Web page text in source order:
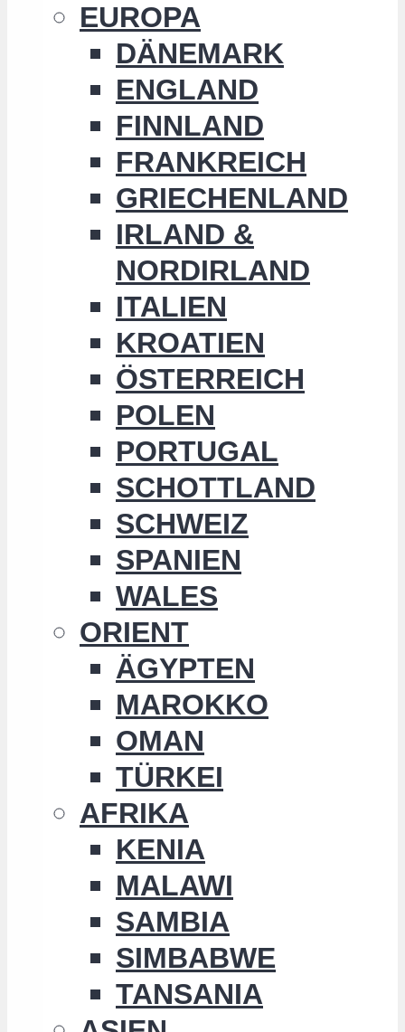
EUROPA
DÄNEMARK
ENGLAND
FINNLAND
FRANKREICH
GRIECHENLAND
IRLAND &
NORDIRLAND
ITALIEN
KROATIEN
ÖSTERREICH
POLEN
PORTUGAL
SCHOTTLAND
SCHWEIZ
SPANIEN
WALES
ORIENT
ÄGYPTEN
MAROKKO
OMAN
TÜRKEI
AFRIKA
KENIA
MALAWI
SAMBIA
SIMBABWE
TANSANIA